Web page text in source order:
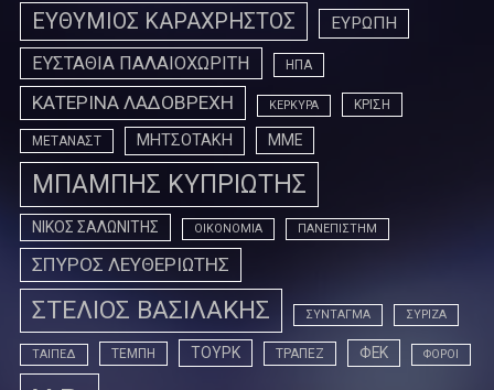
ΕΥΘΥΜΙΟΣ ΚΑΡΑΧΡΗΣΤΟΣ ΕΥΡΩΠΗ
ΕΥΣΤΑΘΙΑ ΠΑΛΑΙΟΧΩΡΙΤΗ ΗΠΑ
ΚΑΤΕΡΙΝΑ ΛΑΔΟΒΡΕΧΗ ΚΕΡΚΥΡΑ ΚΡΙΣΗ
ΜΕΤΑΝΑΣΤ ΜΗΤΣΟΤΑΚΗ ΜΜΕ
ΜΠΑΜΠΗΣ ΚΥΠΡΙΩΤΗΣ
ΝΙΚΟΣ ΣΑΛΩΝΙΤΗΣ ΟΙΚΟΝΟΜΙΑ ΠΑΝΕΠΙΣΤΗΜ
ΣΠΥΡΟΣ ΛΕΥΘΕΡΙΩΤΗΣ
ΣΤΕΛΙΟΣ ΒΑΣΙΛΑΚΗΣ ΣΥΝΤΑΓΜΑ ΣΥΡΙΖΑ
ΤΑΙΠΕΔ ΤΕΜΠΗ ΤΟΥΡΚ ΤΡΑΠΕΖ ΦΕΚ ΦΟΡΟΙ